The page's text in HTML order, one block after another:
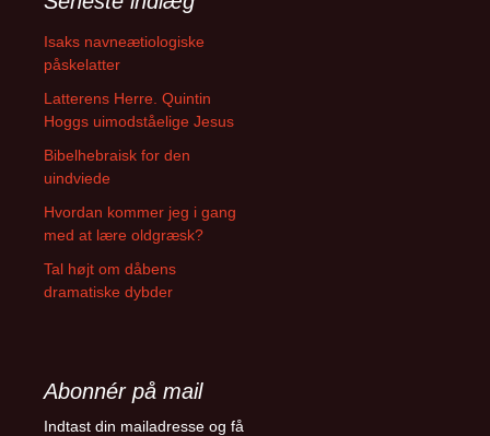
Isaks navneætiologiske
påskelatter
Latterens Herre. Quintin
Hoggs uimodståelige Jesus
Bibelhebraisk for den
uindviede
Hvordan kommer jeg i gang
med at lære oldgræsk?
Tal højt om dåbens
dramatiske dybder
Abonnér på mail
Indtast din mailadresse og få